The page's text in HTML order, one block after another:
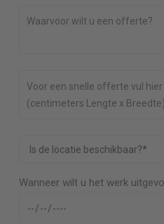
Wanneer wilt u het werk